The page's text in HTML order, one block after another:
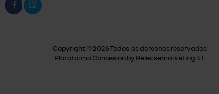
Copyright © 2026 Todos los derechos reservados
Plataforma Concesión by Releasemarketing S.L.